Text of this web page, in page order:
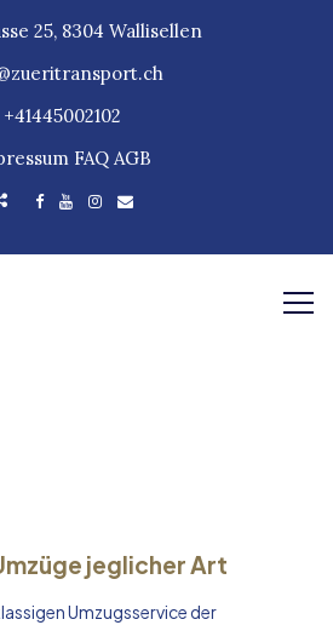
25, 8304 Wallisellen
+41445002102
FAQ AGB
jeglicher Art
Umzugsservice der